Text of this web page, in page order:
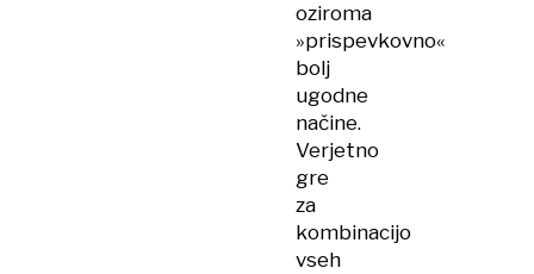
oziroma
»prispevkovno«
bolj
ugodne
načine.
Verjetno
gre
za
kombinacijo
vseh